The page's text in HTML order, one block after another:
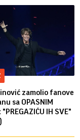
zamolio fanove
sa OPASNIM
IH SVE"